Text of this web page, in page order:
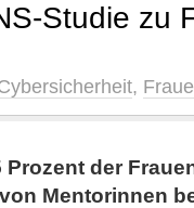
Studie zu
,
Prozent der
Mentorinnen